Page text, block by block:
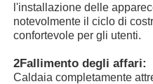
Giro della fabbrica
Controllo di qualità
l'installazione delle
notevolmente il ciclo di
confortevole per gli utenti.
2Fallimento degli affari:
Caldaia completamente